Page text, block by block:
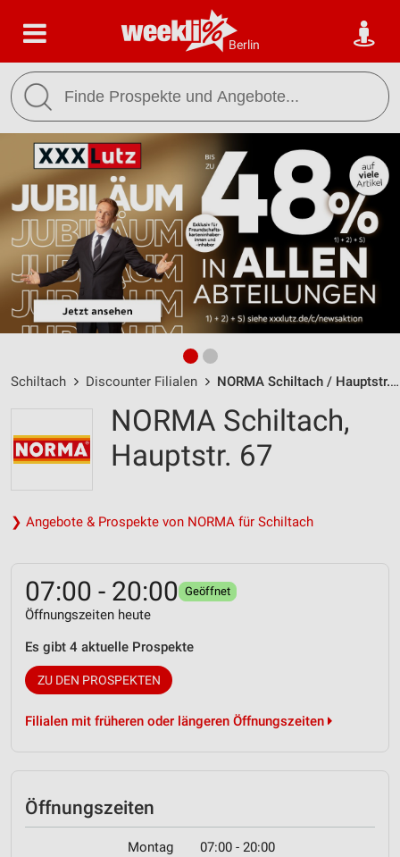
Berlin
Schiltach Discounter Filialen NORMA Schiltach / Hauptstr. 67 - Öffnungszeiten & Adresse
NORMA Schiltach,
Hauptstr. 67
❯ Angebote & Prospekte von NORMA für Schiltach
07:00 - 20:00 Geöffnet
Öffnungszeiten heute
Es gibt 4 aktuelle Prospekte
ZU DEN PROSPEKTEN
Filialen mit früheren oder längeren Öffnungszeiten
Öffnungszeiten
Montag 07:00 - 20:00